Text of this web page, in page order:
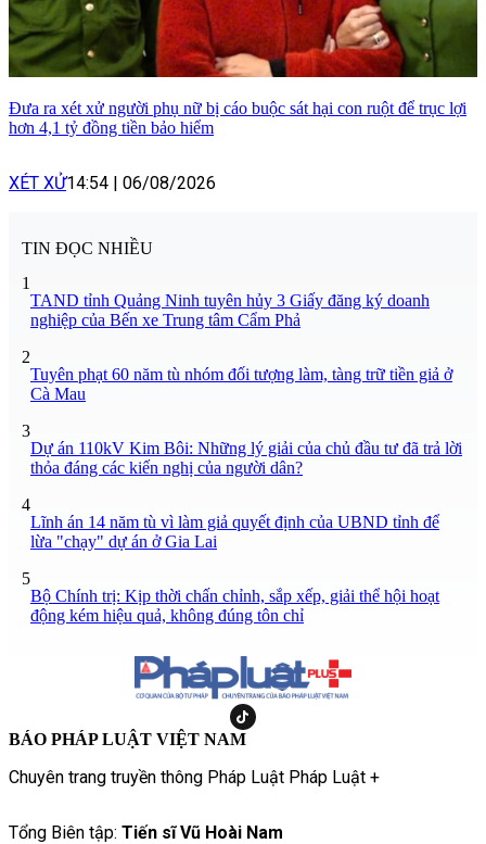
Đưa ra xét xử người phụ nữ bị cáo buộc sát hại con ruột để trục lợi
hơn 4,1 tỷ đồng tiền bảo hiểm
XÉT XỬ14:54 06/08/2026
TIN ĐỌC NHIỀU
1
TAND tỉnh Quảng Ninh tuyên hủy 3 Giấy đăng ký doanh
nghiệp của Bến xe Trung tâm Cẩm Phả
2
Tuyên phạt 60 năm tù nhóm đối tượng làm, tàng trữ tiền giả ở
Cà Mau
3
Dự án 110kV Kim Bôi: Những lý giải của chủ đầu tư đã trả lời
thỏa đáng các kiến nghị của người dân?
4
Lĩnh án 14 năm tù vì làm giả quyết định của UBND tỉnh để
lừa "chạy" dự án ở Gia Lai
5
Bộ Chính trị: Kịp thời chấn chỉnh, sắp xếp, giải thể hội hoạt
động kém hiệu quả, không đúng tôn chỉ
BÁO PHÁP LUẬT VIỆT NAM
Chuyên trang truyền thông Pháp Luật Pháp Luật +
Tổng Biên tập: Tiến sĩ Vũ Hoài Nam